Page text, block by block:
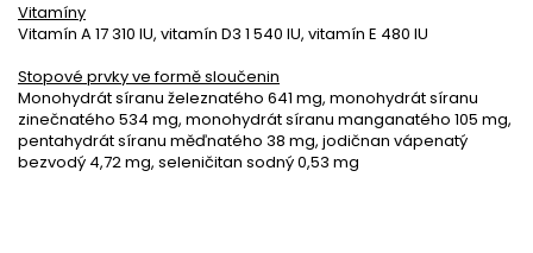
Vitamíny
Vitamín A 17 310 IU, vitamín D3 1 540 IU, vitamín E 480 IU
Stopové prvky ve formě sloučenin
Monohydrát síranu železnatého 641 mg, monohydrát síranu
zinečnatého 534 mg, monohydrát síranu manganatého 105 mg,
pentahydrát síranu měďnatého 38 mg, jodičnan vápenatý
bezvodý 4,72 mg, seleničitan sodný 0,53 mg